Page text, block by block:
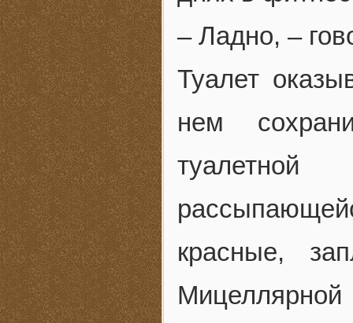
– Ладно, –
Туалет
нем
красные,
Мицеллярной